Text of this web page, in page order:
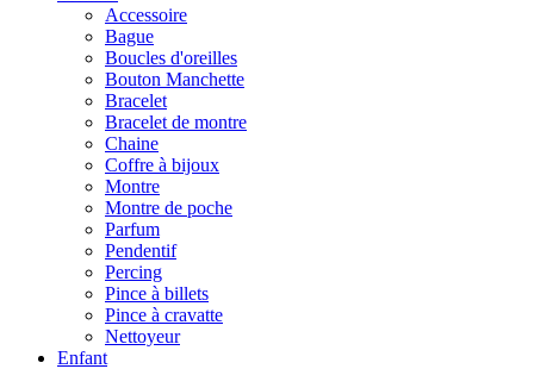
Accessoire
Bague
Boucles d'oreilles
Bouton Manchette
Bracelet
Bracelet de montre
Chaine
Coffre à bijoux
Montre
Montre de poche
Parfum
Pendentif
Percing
Pince à billets
Pince à cravatte
Nettoyeur
Enfant